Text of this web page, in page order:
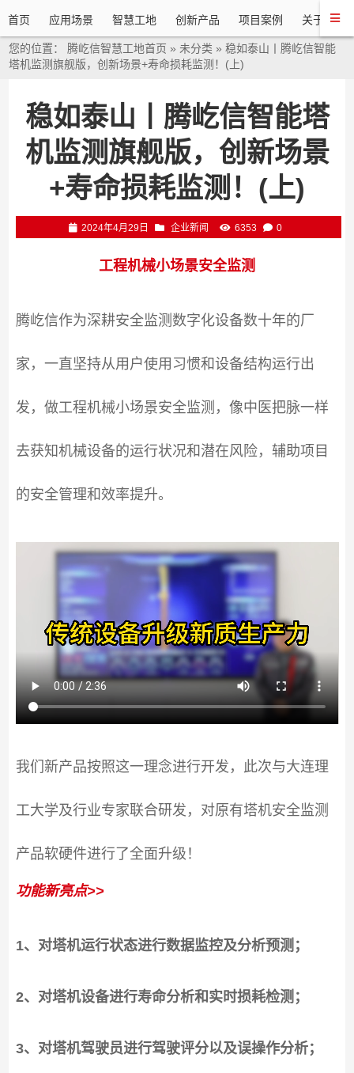
首页 应用场景 智慧工地 创新产品 项目案例 关于我们
您的位置： 腾屹信智慧工地首页 » 未分类 »稳如泰山丨腾屹信智能
塔机监测旗舰版，创新场景+寿命损耗监测！(上)
稳如泰山丨腾屹信智能塔
机监测旗舰版，创新场景
+寿命损耗监测！(上)
2024年4月29日 企业新闻 6353 0
工程机械小场景安全监测
腾屹信作为深耕安全监测数字化设备数十年的厂
家，一直坚持从用户使用习惯和设备结构运行出
发，做工程机械小场景安全监测，像中医把脉一样
去获知机械设备的运行状况和潜在风险，辅助项目
的安全管理和效率提升。
我们新产品按照这一理念进行开发，此次与大连理
工大学及行业专家联合研发，对原有塔机安全监测
产品软硬件进行了全面升级！
功能新亮点>>
1、对塔机运行状态进行数据监控及分析预测；
2、对塔机设备进行寿命分析和实时损耗检测；
3、对塔机驾驶员进行驾驶评分以及误操作分析；